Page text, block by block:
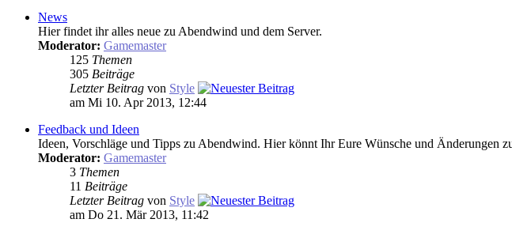
News
Hier findet ihr alles neue zu Abendwind und dem Server.
Moderator: Gamemaster
125 Themen
305 Beiträge
Letzter Beitrag von Style
am Mi 10. Apr 2013, 12:44
Feedback und Ideen
Ideen, Vorschläge und Tipps zu Abendwind. Hier könnt Ihr Eure Wünsche und Änderungen
Moderator: Gamemaster
3 Themen
11 Beiträge
Letzter Beitrag von Style
am Do 21. Mär 2013, 11:42